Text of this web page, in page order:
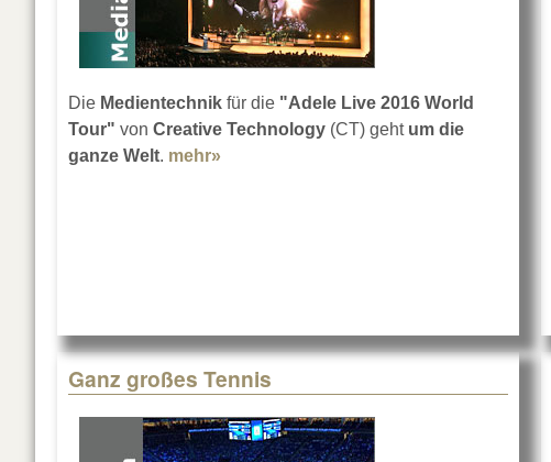
Die Medientechnik für die "Adele Live 2016 World
Tour" von Creative Technology (CT) gehtum die
ganze Welt. mehr»
Ganz großes Tennis